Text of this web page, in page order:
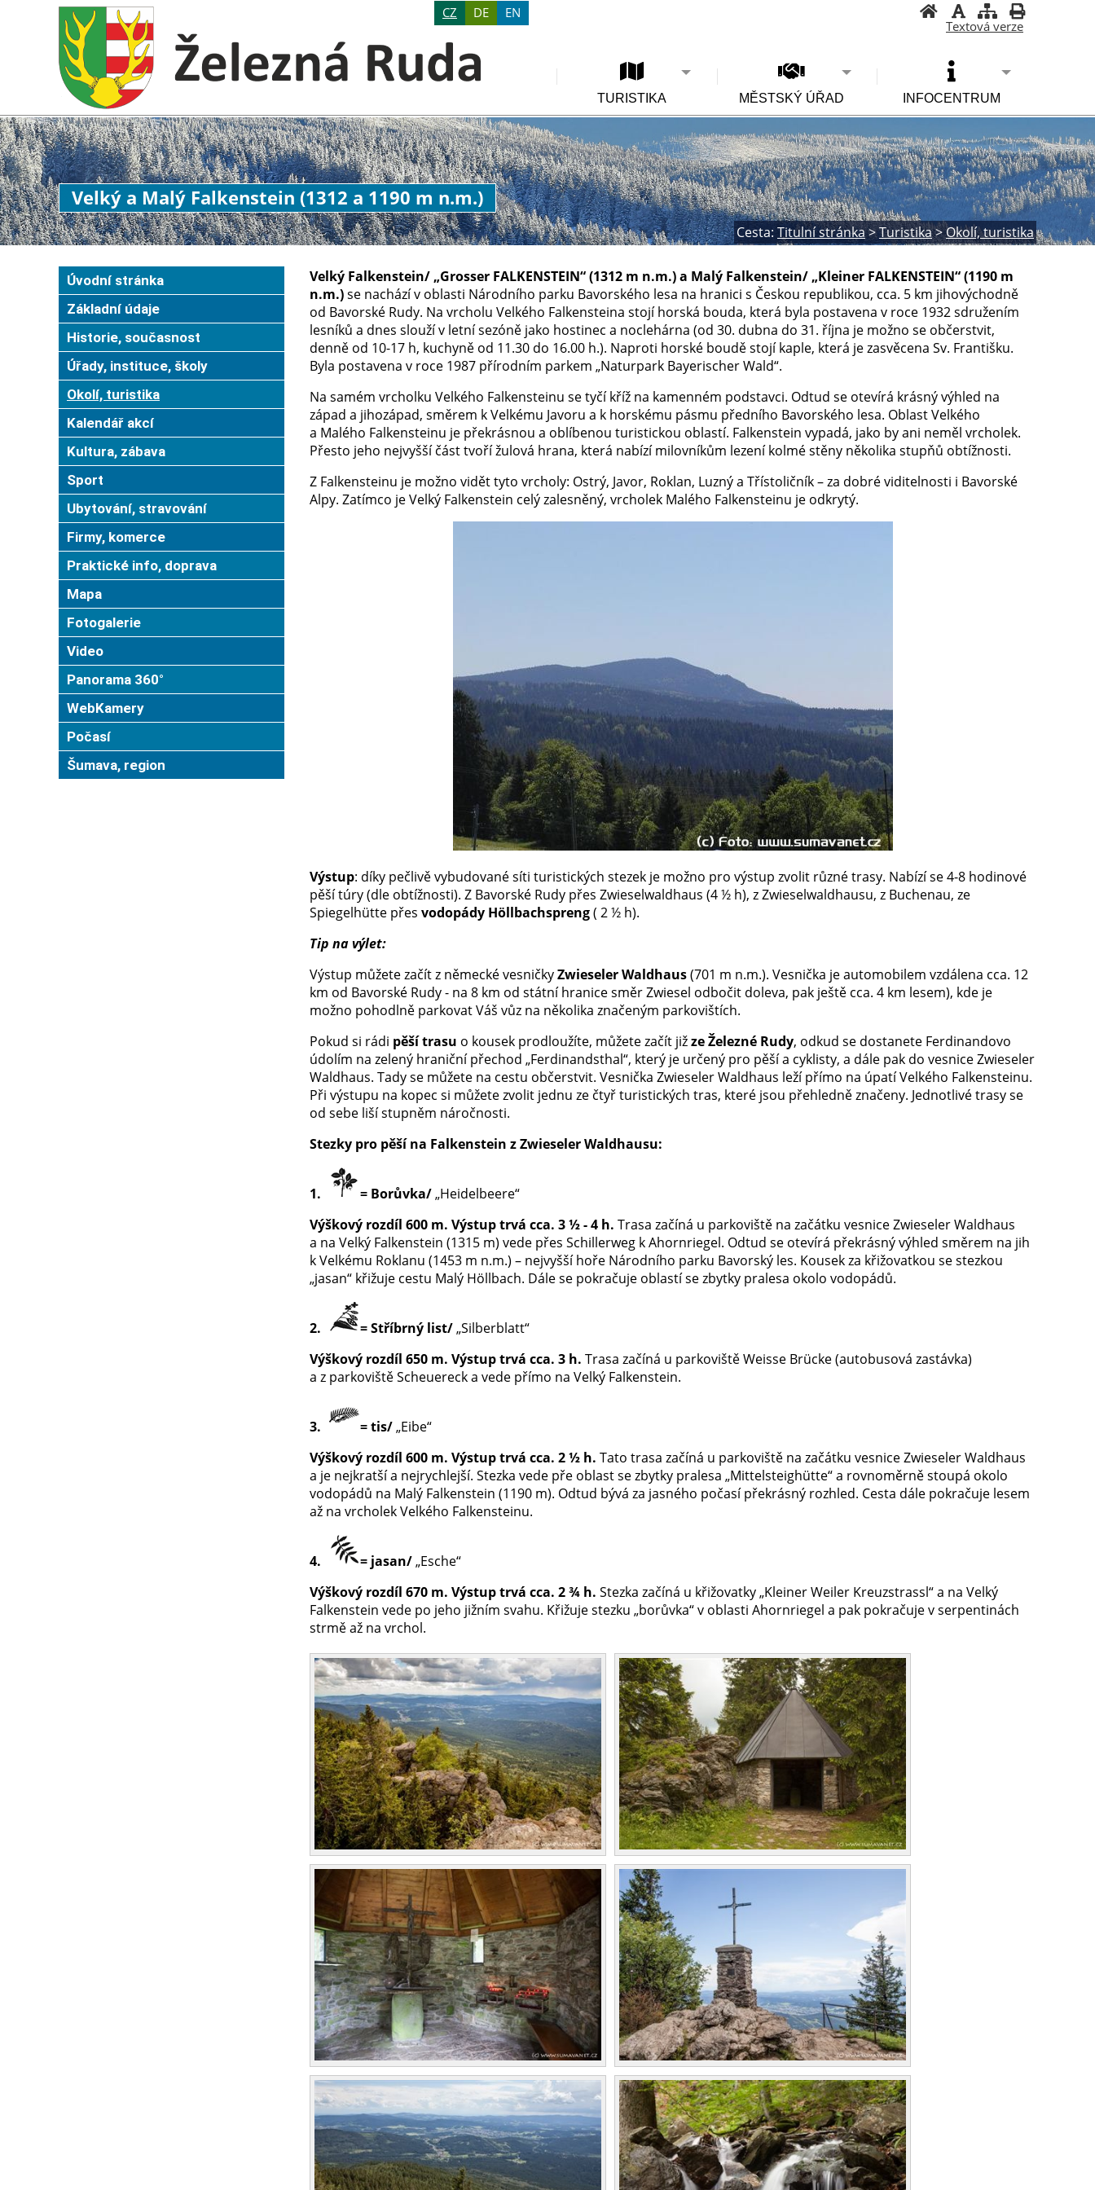
CZ DE EN
Textová verze
TURISTIKA MĚSTSKÝ ÚŘAD INFOCENTRUM
Velký a Malý Falkenstein (1312 a 1190 m n.m.)
Cesta: Titulní stránka>Turistika>Okolí, turistika
Úvodní stránka
Základní údaje
Historie, současnost
Úřady, instituce, školy
Okolí, turistika
Kalendář akcí
Kultura, zábava
Sport
Ubytování, stravování
Firmy, komerce
Praktické info, doprava
Mapa
Fotogalerie
Video
Panorama 360°
WebKamery
Počasí
Šumava, region
Velký Falkenstein/ „Grosser FALKENSTEIN“ (1312 m n.m.) a Malý Falkenstein/ „Kleiner FALKENSTEIN“ (1190 m
n.m.)se nachází v oblasti Národního parku Bavorského lesa na hranici s Českou republikou, cca. 5 km jihovýchodně
od Bavorské Rudy. Na vrcholu Velkého Falkensteina stojí horská bouda, která byla postavena v roce 1932 sdružením
lesníků a dnes slouží v letní sezóně jako hostinec a noclehárna (od 30. dubna do 31. října je možno se občerstvit,
denně od 10-17 h, kuchyně od 11.30 do 16.00 h.). Naproti horské boudě stojí kaple, která je zasvěcena Sv. Františku.
Byla postavena v roce 1987 přírodním parkem „Naturpark Bayerischer Wald“.
Na samém vrcholku Velkého Falkensteinu se tyčí kříž na kamenném podstavci. Odtud se otevírá krásný výhled na
západ a jihozápad, směrem k Velkému Javoru a k horskému pásmu předního Bavorského lesa. Oblast Velkého
a Malého Falkensteinu je překrásnou a oblíbenou turistickou oblastí. Falkenstein vypadá, jako by ani neměl vrcholek.
Přesto jeho nejvyšší část tvoří žulová hrana, která nabízí milovníkům lezení kolmé stěny několika stupňů obtížnosti.
Z Falkensteinu je možno vidět tyto vrcholy: Ostrý, Javor, Roklan, Luzný a Třístoličník – za dobré viditelnosti i Bavorské
Alpy. Zatímco je Velký Falkenstein celý zalesněný, vrcholek Malého Falkensteinu je odkrytý.
Výstup: díky pečlivě vybudované síti turistických stezek je možno pro výstup zvolit různé trasy. Nabízí se 4-8 hodinové
pěší túry (dle obtížnosti). Z Bavorské Rudy přes Zwieselwaldhaus (4 ½ h), z Zwieselwaldhausu, z Buchenau, ze
Spiegelhütte přes vodopády Höllbachspreng( 2 ½ h).
Tip na výlet:
Výstup můžete začít z německé vesničkyZwieseler Waldhaus(701 m n.m.). Vesnička je automobilem vzdálena cca. 12
km od Bavorské Rudy - na 8 km od státní hranice směr Zwiesel odbočit doleva, pak ještě cca. 4 km lesem), kde je
možno pohodlně parkovat Váš vůz na několika značeným parkovištích.
Pokud si rádi pěší trasu o kousek prodloužíte, můžete začít jižze Železné Rudy, odkud se dostanete Ferdinandovo
údolím na zelený hraniční přechod „Ferdinandsthal“, který je určený pro pěší a cyklisty, a dále pak do vesnice Zwieseler
Waldhaus. Tady se můžete na cestu občerstvit. Vesnička Zwieseler Waldhaus leží přímo na úpatí Velkého Falkensteinu.
Při výstupu na kopec si můžete zvolit jednu ze čtyř turistických tras, které jsou přehledně značeny. Jednotlivé trasy se
od sebe liší stupněm náročnosti.
Stezky pro pěší na Falkenstein z Zwieseler Waldhausu:
1. = Borůvka/„Heidelbeere“
Výškový rozdíl 600 m. Výstup trvá cca. 3 ½ - 4 h. Trasa začíná u parkoviště na začátku vesnice Zwieseler Waldhaus
a na Velký Falkenstein (1315 m) vede přes Schillerweg k Ahornriegel. Odtud se otevírá překrásný výhled směrem na jih
k Velkému Roklanu (1453 m n.m.) – nejvyšší hoře Národního parku Bavorský les. Kousek za křižovatkou se stezkou
„jasan“ křižuje cestu Malý Höllbach. Dále se pokračuje oblastí se zbytky pralesa okolo vodopádů.
2. = Stříbrný list/„Silberblatt“
Výškový rozdíl 650 m. Výstup trvá cca. 3 h. Trasa začíná u parkoviště Weisse Brücke (autobusová zastávka)
a z parkoviště Scheuereck a vede přímo na Velký Falkenstein.
3. = tis/„Eibe“
Výškový rozdíl 600 m. Výstup trvá cca. 2 ½ h. Tato trasa začíná u parkoviště na začátku vesnice Zwieseler Waldhaus
a je nejkratší a nejrychlejší. Stezka vede pře oblast se zbytky pralesa „Mittelsteighütte“ a rovnoměrně stoupá okolo
vodopádů na Malý Falkenstein (1190 m). Odtud bývá za jasného počasí překrásný rozhled. Cesta dále pokračuje lesem
až na vrcholek Velkého Falkensteinu.
4. = jasan/„Esche“
Výškový rozdíl 670 m. Výstup trvá cca. 2 ¾ h. Stezka začíná u křižovatky „Kleiner Weiler Kreuzstrassl“ a na Velký
Falkenstein vede po jeho jižním svahu. Křižuje stezku „borůvka“ v oblasti Ahornriegel a pak pokračuje v serpentinách
strmě až na vrchol.